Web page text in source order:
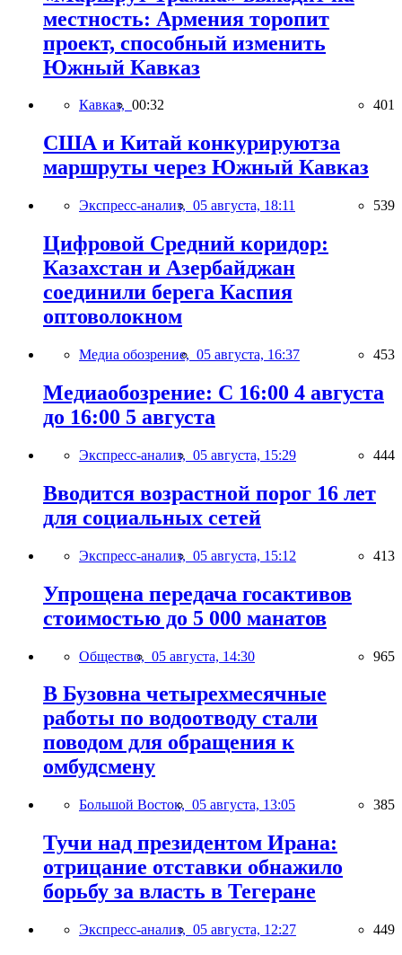
местность: Армения торопит
проект, способный изменить
Южный Кавказ
Кавказ, 00:32 401
США и Китай конкурируютза
маршруты через Южный Кавказ
Экспресс-анализ, 05 августа, 18:11 539
Цифровой Средний коридор:
Казахстан и Азербайджан
соединили берега Каспия
оптоволокном
Медиа обозрение, 05 августа, 16:37 453
Медиаобозрение: С 16:00 4 августа
до 16:00 5 августа
Экспресс-анализ, 05 августа, 15:29 444
Вводится возрастной порог 16 лет
для социальных сетей
Экспресс-анализ, 05 августа, 15:12 413
Упрощена передача госактивов
стоимостью до 5 000 манатов
Общество, 05 августа, 14:30 965
В Бузовна четырехмесячные
работы по водоотводу стали
поводом для обращения к
омбудсмену
Большой Восток, 05 августа, 13:05 385
Тучи над президентом Ирана:
отрицание отставки обнажило
борьбу за власть в Тегеране
Экспресс-анализ, 05 августа, 12:27 449